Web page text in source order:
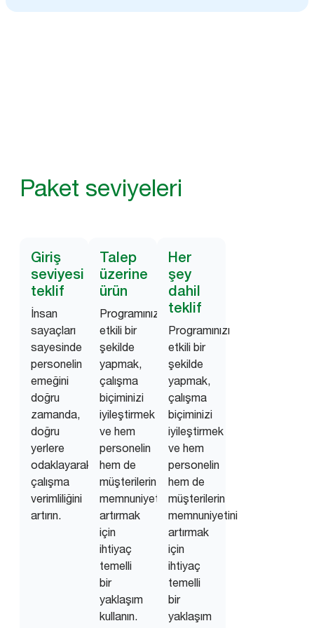
Paket seviyeleri
Giriş
seviyesi
teklif
İnsan
sayaçları
sayesinde
personelin
emeğini
doğru
zamanda,
doğru
yerlere
odaklayarak
çalışma
verimliliğini
artırın.
Talep
üzerine
ürün
Programınızı
etkili bir
şekilde
yapmak,
çalışma
biçiminizi
iyileştirmek
ve hem
personelin
hem de
müşterilerin
memnuniyetini
artırmak
için
ihtiyaç
temelli
bir
yaklaşım
kullanın.
Her
şey
dahil
teklif
Programınızı
etkili bir
şekilde
yapmak,
çalışma
biçiminizi
iyileştirmek
ve hem
personelin
hem de
müşterilerin
memnuniyetini
artırmak
için
ihtiyaç
temelli
bir
yaklaşım